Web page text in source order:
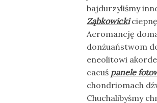
bajdurzyliśmy
Ząbkowicki
Aeromancję
donżuaństwom
eneolitowi
cacuś panele
chondriomach
Chuchalibyśmy